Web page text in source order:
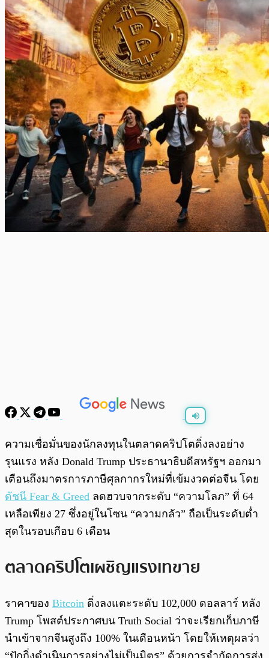
พร้อมเล่น 0:00
ความเชื่อมั่นของนักลงทุนในตลาดคริปโตดิ่งลงอย่าง
รุนแรง หลัง Donald Trump ประธานาธิบดีสหรัฐฯ ออกมา
เตือนถึงมาตรการภาษีศุลกากรใหม่ที่เข้มงวดต่อจีน โดย
ดัชนี Fear & Greed ลดฮวบจากระดับ “ความโลภ” ที่ 64
เหลือเพียง 27 ซึ่งอยู่ในโซน “ความกลัว” ถือเป็นระดับต่ำ
สุดในรอบเกือบ 6 เดือน
ตลาดคริปโตเผชิญแรงเทขาย
ราคาของ Bitcoin ดิ่งลงแตะระดับ 102,000 ดอลลาร์ หลัง
Trump โพสต์ประกาศบน Truth Social ว่าจะเรียกเก็บภาษี
นำเข้าจากจีนสูงถึง 100% ในเดือนหน้า โดยให้เหตุผลว่า
“ปักกิ่งดำเนินการอย่างไม่เป็นมิตร” ด้วยการจำกัดการส่ง